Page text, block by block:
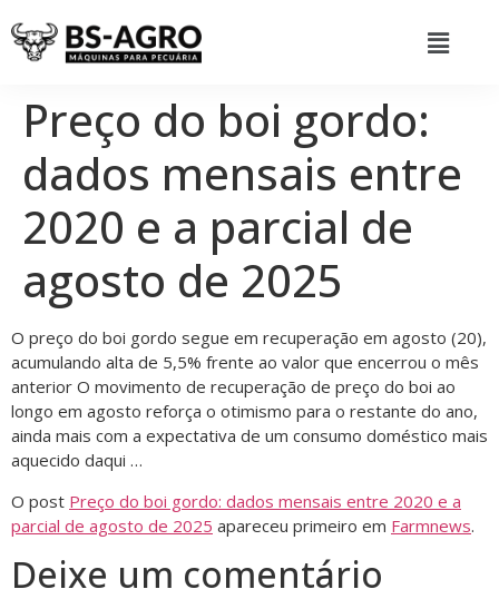
Preço do boi gordo:
dados mensais entre
2020 e a parcial de
agosto de 2025
O preço do boi gordo segue em recuperação em agosto (20),
acumulando alta de 5,5% frente ao valor que encerrou o mês
anterior O movimento de recuperação de preço do boi ao
longo em agosto reforça o otimismo para o restante do ano,
ainda mais com a expectativa de um consumo doméstico mais
aquecido daqui …
O post Preço do boi gordo: dados mensais entre 2020 e a
parcial de agosto de 2025 apareceu primeiro em Farmnews.
Deixe um comentário